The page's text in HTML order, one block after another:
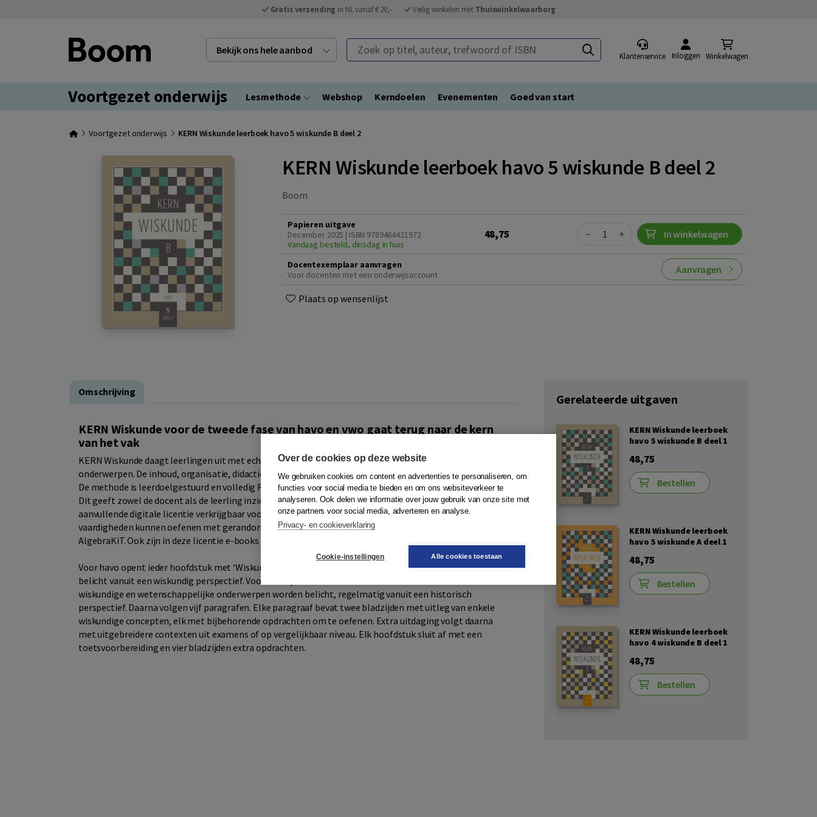
Gratis verzending in NL vanaf € 20,- Veilig winkelen met Thuiswinkelwaarborg
Bekijk ons hele aanbod Zoek op titel, auteur, trefwoord of ISBN
Klantenservice Inloggen Winkelwagen
Voortgezet onderwijs Lesmethode Webshop Kerndoelen Evenementen Goed van start
Voortgezet onderwijs KERN Wiskunde leerboek havo 5 wiskunde B deel 2
KERN Wiskunde leerboek havo 5 wiskunde B deel 2
Boom
Papieren uitgave
December 2025 | ISBN 9789464421972
Vandaag besteld, dinsdag in huis
48,75 Quantity
− + In winkelwagen
Docentexemplaar aanvragen
Voor docenten met een onderwijsaccount
Aanvragen
Plaats op wensenlijst
Omschrijving
KERN Wiskunde voor de tweede fase van havo en vwo gaat terug naar de kern
van het vak
KERN Wiskunde daagt leerlingen uit met echte wiskunde, praktische toepassingen en inspirerende
onderwerpen. De inhoud, organisatie, didactiek en vormgeving zijn afgestemd op het betreffende niveau.
De methode is leerdoelgestuurd en volledig RTTI-gecertificeerd. Alle opdrachten hebben een RTTI-label.
Dit geeft zowel de docent als de leerling inzicht in het leerproces. Bij KERN Wiskunde is een speciale
aanvullende digitale licentie verkrijgbaar voor de bovenbouw havo/vwo/gymnasium waarin leerlingen
vaardigheden kunnen oefenen met gerandomiseerde opdrachten, gemaakt in samenwerking met
AlgebraKiT. Ook zijn in deze licentie e-books beschikbaar van de voor-eindexamenjaren.
Voor havo opent ieder hoofdstuk met ‘Wiskunde in de praktijk’ waarin een praktisch onderwerp wordt
belicht vanuit een wiskundig perspectief. Voor vwo opent ieder hoofdstuk met ‘Academie’ waarin
wiskundige en wetenschappelijke onderwerpen worden belicht, regelmatig vanuit een historisch
perspectief. Daarna volgen vijf paragrafen. Elke paragraaf bevat twee bladzijden met uitleg van enkele
wiskundige concepten, elk met bijbehorende opdrachten om te oefenen. Extra uitdaging volgt daarna
met uitgebreidere contexten uit examens of op vergelijkbaar niveau. Elk hoofdstuk sluit af met een
toetsvoorbereiding en vier bladzijden extra opdrachten.
Gerelateerde uitgaven
KERN Wiskunde leerboek
havo 5 wiskunde B deel 1
48,75
Bestellen
KERN Wiskunde leerboek
havo 5 wiskunde A deel 1
48,75
Bestellen
KERN Wiskunde leerboek
havo 4 wiskunde B deel 1
48,75
Bestellen
Over de cookies op deze website
We gebruiken cookies om content en advertenties te personaliseren, om
functies voor social media te bieden en om ons websiteverkeer te
analyseren. Ook delen we informatie over jouw gebruik van onze site met
onze partners voor social media, adverteren en analyse.
Privacy- en cookieverklaring
Cookie-instellingen Alle cookies toestaan